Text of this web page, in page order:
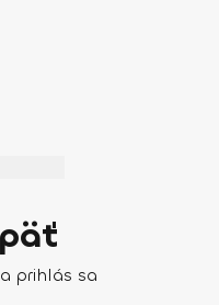
prihlás sa